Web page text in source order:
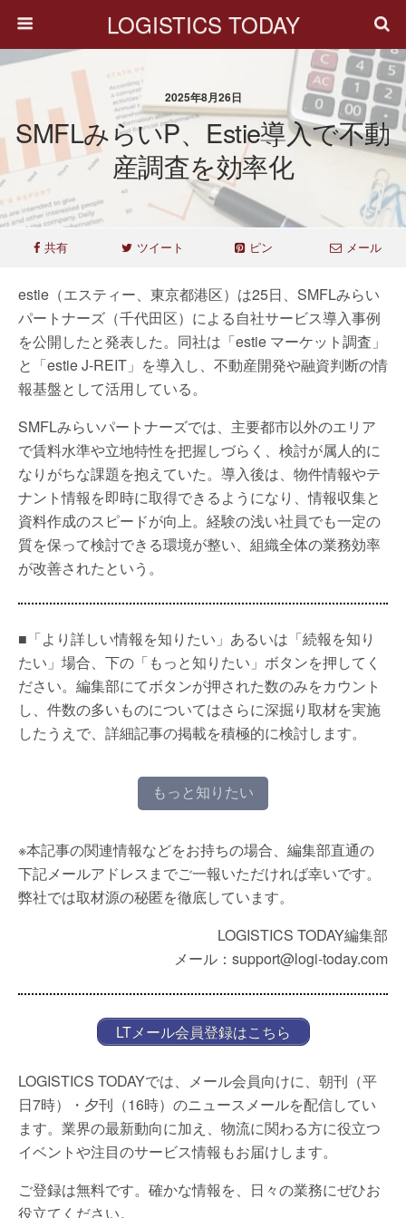
LOGISTICS TODAY
2025年8月26日
SMFLみらいP、estie導入で不動
産調査を効率化
共有 ツイート ピン メール
estie（エスティー、東京都港区）は25日、SMFLみらい
パートナーズ（千代田区）による自社サービス導入事例
を公開したと発表した。同社は「estie マーケット調査」
と「estie J-REIT」を導入し、不動産開発や融資判断の情
報基盤として活用している。
SMFLみらいパートナーズでは、主要都市以外のエリア
で賃料水準や立地特性を把握しづらく、検討が属人的に
なりがちな課題を抱えていた。導入後は、物件情報やテ
ナント情報を即時に取得できるようになり、情報収集と
資料作成のスピードが向上。経験の浅い社員でも一定の
質を保って検討できる環境が整い、組織全体の業務効率
が改善されたという。
■「より詳しい情報を知りたい」あるいは「続報を知り
たい」場合、下の「もっと知りたい」ボタンを押してく
ださい。編集部にてボタンが押された数のみをカウント
し、件数の多いものについてはさらに深掘り取材を実施
したうえで、詳細記事の掲載を積極的に検討します。
もっと知りたい
※本記事の関連情報などをお持ちの場合、編集部直通の
下記メールアドレスまでご一報いただければ幸いです。
弊社では取材源の秘匿を徹底しています。
LOGISTICS TODAY編集部
メール：support@logi-today.com
LTメール会員登録はこちら
LOGISTICS TODAYでは、メール会員向けに、朝刊（平
日7時）・夕刊（16時）のニュースメールを配信してい
ます。業界の最新動向に加え、物流に関わる方に役立つ
イベントや注目のサービス情報もお届けします。
ご登録は無料です。確かな情報を、日々の業務にぜひお
役立てください。